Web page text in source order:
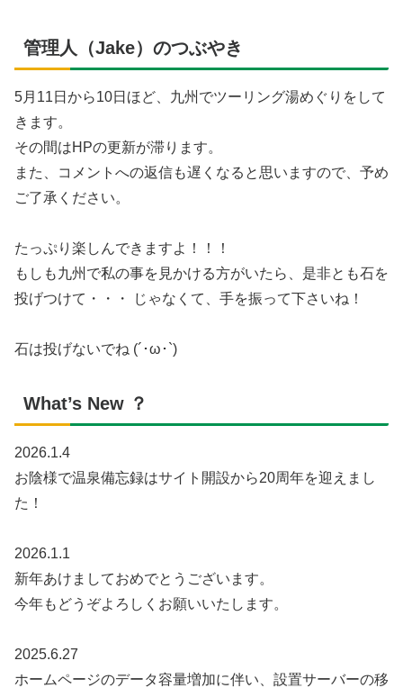
管理人（Jake）のつぶやき
5月11日から10日ほど、九州でツーリング湯めぐりをして
きます。
その間はHPの更新が滞ります。
また、コメントへの返信も遅くなると思いますので、予め
ご了承ください。
たっぷり楽しんできますよ！！！
もしも九州で私の事を見かける方がいたら、是非とも石を
投げつけて・・・ じゃなくて、手を振って下さいね！
石は投げないでね (´･ω･`)
What’s New ？
2026.1.4
お陰様で温泉備忘録はサイト開設から20周年を迎えまし
た！
2026.1.1
新年あけましておめでとうございます。
今年もどうぞよろしくお願いいたします。
2025.6.27
ホームページのデータ容量増加に伴い、設置サーバーの移